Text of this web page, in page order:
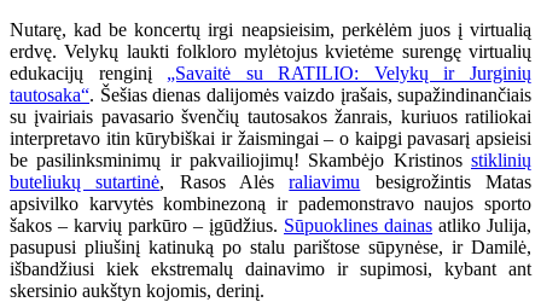
Nutarę, kad be koncertų irgi neapsieisim, perkėlėm juos į virtualią
erdvę. Velykų laukti folkloro mylėtojus kvietėme surengę virtualių
edukacijų renginį „Savaitė su RATILIO: Velykų ir Jurginių
tautosaka“. Šešias dienas dalijomės vaizdo įrašais, supažindinančiais
su įvairiais pavasario švenčių tautosakos žanrais, kuriuos ratiliokai
interpretavo itin kūrybiškai ir žaismingai – o kaipgi pavasarį apsieisi
be pasilinksminimų ir pakvailiojimų! Skambėjo Kristinos stiklinių
buteliukų sutartinė, Rasos Alėsraliavimu besigrožintis Matas
apsivilko karvytės kombinezoną ir pademonstravo naujos sporto
šakos – karvių parkūro – įgūdžius. Sūpuoklines dainas atliko Julija,
pasupusi pliušinį katinuką po stalu parištose sūpynėse, ir Damilė,
išbandžiusi kiek ekstremalų dainavimo ir supimosi, kybant ant
skersinio aukštyn kojomis, derinį.